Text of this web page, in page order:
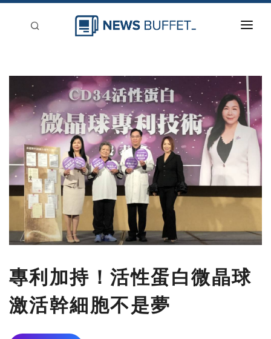
登入
刊登
專利加持！活性蛋白微晶球
激活幹細胞不是夢